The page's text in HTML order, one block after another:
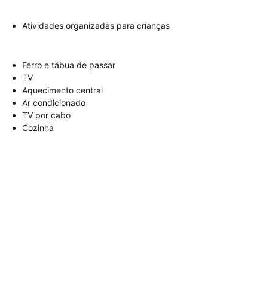
Atividades organizadas para crianças
Ferro e tábua de passar
TV
Aquecimento central
Ar condicionado
TV por cabo
Cozinha